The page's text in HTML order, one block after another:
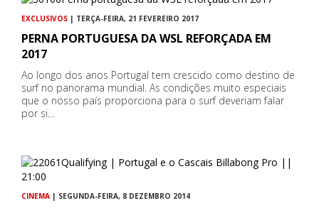
EXCLUSIVOS | TERÇA-FEIRA, 21 FEVEREIRO 2017
PERNA PORTUGUESA DA WSL REFORÇADA EM
2017
Ao longo dos anos Portugal tem crescido como destino de
surf no panorama mundial. As condições muito especiais
que o nosso país proporciona para o surf deveriam falar
por si…
CINEMA | SEGUNDA-FEIRA, 8 DEZEMBRO 2014